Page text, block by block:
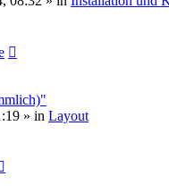
» in Layout